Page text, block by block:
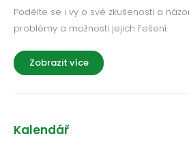
Podělte se i vy o své zkušenosti a
problémy a možnosti jejich řešení.
Zobrazit více
Kalendář